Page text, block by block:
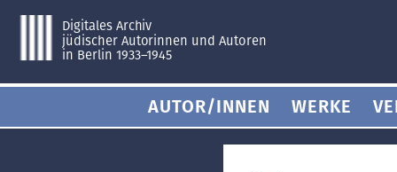
Digitales Archiv
jüdischer Autorinnen und Autoren
in Berlin 1933–1945
AUTOR/INNEN WERKE